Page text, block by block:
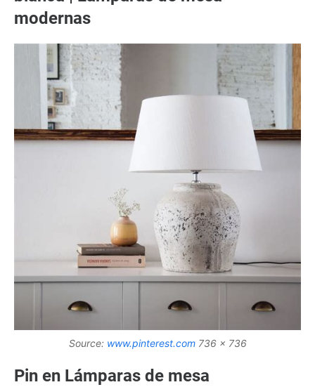
modernas
Source: www.pinterest.com736 x 736
Pin en Lámparas de mesa